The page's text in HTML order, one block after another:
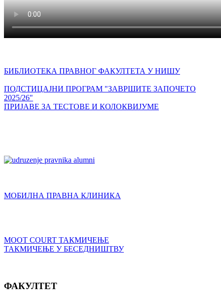
БИБЛИОТЕКА ПРАВНОГ ФАКУЛТЕТА У НИШУ
ПОДСТИЦАЈНИ ПРОГРАМ "ЗАВРШИТЕ ЗАПОЧЕТО
2025/26"
ПРИЈАВЕ ЗА ТЕСТОВЕ И КОЛОКВИЈУМЕ
МОБИЛНА ПРАВНА КЛИНИКА
MOOT COURT ТАКМИЧЕЊЕ
ТАКМИЧЕЊЕ У БЕСЕДНИШТВУ
ФАКУЛТЕТ